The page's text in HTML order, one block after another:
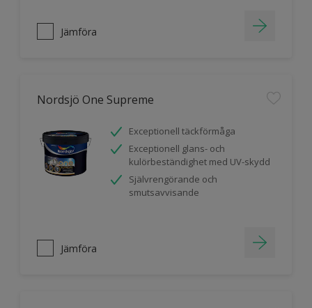
Jämföra
Nordsjö One Supreme
Exceptionell täckförmåga
Exceptionell glans- och
kulörbeständighet med UV-skydd
Självrengörande och
smutsavvisande
Jämföra